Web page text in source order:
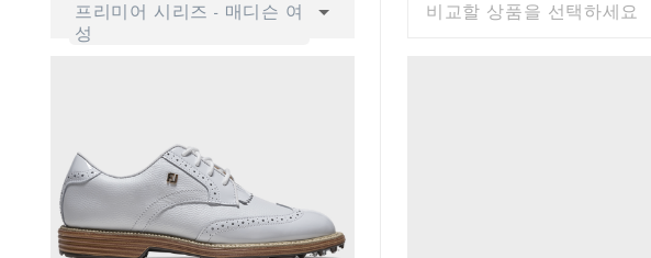
프리미어 시리즈 - 매디슨 여
성
비교할 상품을 선택하세요